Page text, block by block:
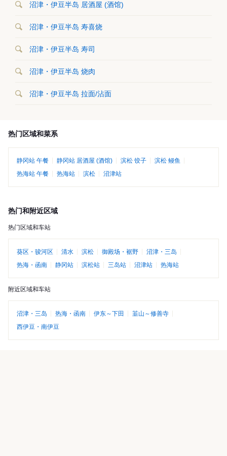
沼津・伊豆半岛 居酒屋 (酒馆)
沼津・伊豆半岛 寿喜烧
沼津・伊豆半岛 寿司
沼津・伊豆半岛 烧肉
沼津・伊豆半岛 拉面/沾面
热门区域和菜系
静冈站 午餐 静冈站 居酒屋 (酒馆) 滨松 饺子
滨松 鳗鱼
热海站 午餐
热海站 滨松 沼津站
热门和附近区域
热门区域和车站
葵区・骏河区 清水 滨松 御殿场・裾野
沼津・三岛
热海・函南
静冈站 滨松站 三岛站 沼津站 热海站
附近区域和车站
沼津・三岛 热海・函南 伊东～下田
韮山～修善寺
西伊豆・南伊豆